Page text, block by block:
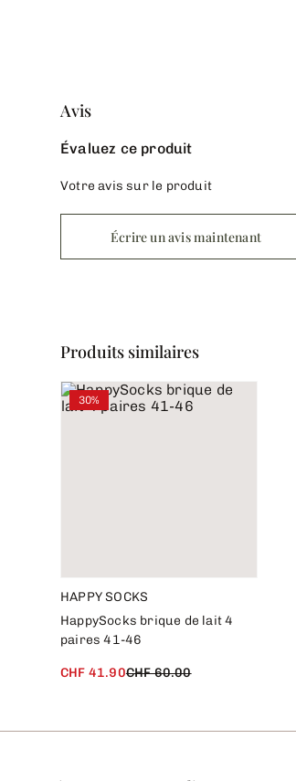
Avis
Évaluez ce produit
Votre avis sur le produit
Écrire un avis maintenant
Produits similaires
30%
HAPPY SOCKS
HappySocks brique de lait 4
paires 41-46
CHF 41.90CHF 60.00